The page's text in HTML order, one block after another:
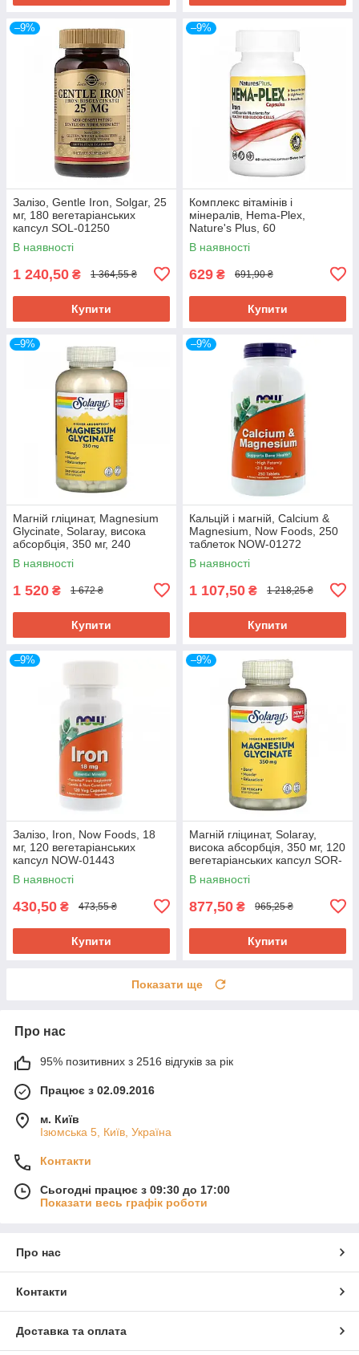
–9%
Залізо, Gentle Iron, Solgar, 25
мг, 180 вегетаріанських
капсул SOL-01250
В наявності
1 240,50 ₴ 1 364,55 ₴
Купити
–9%
Комплекс вітамінів і
мінералів, Hema-Plex,
Nature's Plus, 60
швидкодіючих
вегетаріанських капсул NAP-
В наявності
629 ₴ 691,90 ₴
Купити
–9%
Магній гліцинат, Magnesium
Glycinate, Solaray, висока
абсорбція, 350 мг, 240
вегетаріанських капсул SOR-
89504
В наявності
1 520 ₴ 1 672 ₴
Купити
–9%
Кальцій і магній, Calcium &
Magnesium, Now Foods, 250
таблеток NOW-01272
В наявності
1 107,50 ₴ 1 218,25 ₴
Купити
–9%
Залізо, Iron, Now Foods, 18
мг, 120 вегетаріанських
капсул NOW-01443
В наявності
430,50 ₴ 473,55 ₴
Купити
–9%
Магній гліцинат, Solaray,
висока абсорбція, 350 мг, 120
вегетаріанських капсул SOR-
54901
В наявності
877,50 ₴ 965,25 ₴
Купити
Показати ще
Про нас
95% позитивних з 2516 відгуків за рік
Працює з 02.09.2016
м. Київ
Ізюмська 5, Київ, Україна
Контакти
Сьогодні працює з 09:30 до 17:00
Показати весь графік роботи
Про нас
Контакти
Доставка та оплата